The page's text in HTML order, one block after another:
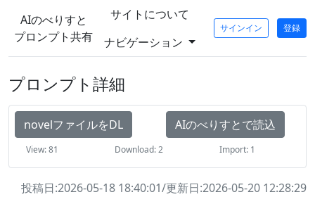
AIのべりすと
プロンプト共有
サイトについて
ナビゲーション
サインイン 登録
プロンプト詳細
novelファイルをDL AIのべりすとで読込
View: 81 Download: 2 Import: 1
投稿日:2026-05-18 18:40:01/更新日:2026-05-20 12:28:29